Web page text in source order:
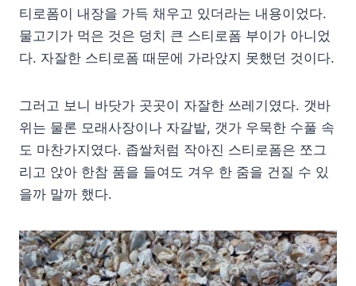
티로폼이 내장을 가득 채우고 있더라는 내용이었다.
물고기가 먹은 것은 덩치 큰 스티로폼 부이가 아니었
다. 자잘한 스티로폼 때문에 가라앉지 못했던 것이다.
그러고 보니 바닷가 곳곳이 자잘한 쓰레기였다. 갯바
위는 물론 모래사장이나 자갈밭, 갯가 우묵한 수풀 속
도 마찬가지였다. 좁쌀처럼 작아진 스티로폼은 쪼그
리고 앉아 한참 품을 들여도 겨우 한 줌을 건질 수 있
을까 말까 했다.